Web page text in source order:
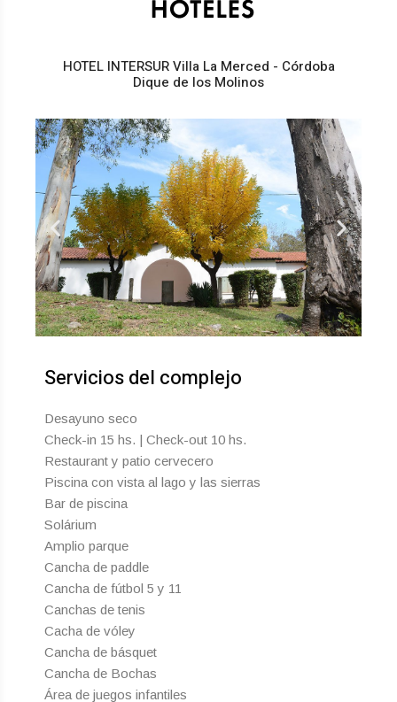
HOTEL INTERSUR Villa La Merced - Córdoba
Dique de los Molinos
Servicios del complejo
Desayuno seco
Check-in 15 hs. | Check-out 10 hs.
Restaurant y patio cervecero
Piscina con vista al lago y las sierras
Bar de piscina
Solárium
Amplio parque
Cancha de paddle
Cancha de fútbol 5 y 11
Canchas de tenis
Cacha de vóley
Cancha de básquet
Cancha de Bochas
Área de juegos infantiles